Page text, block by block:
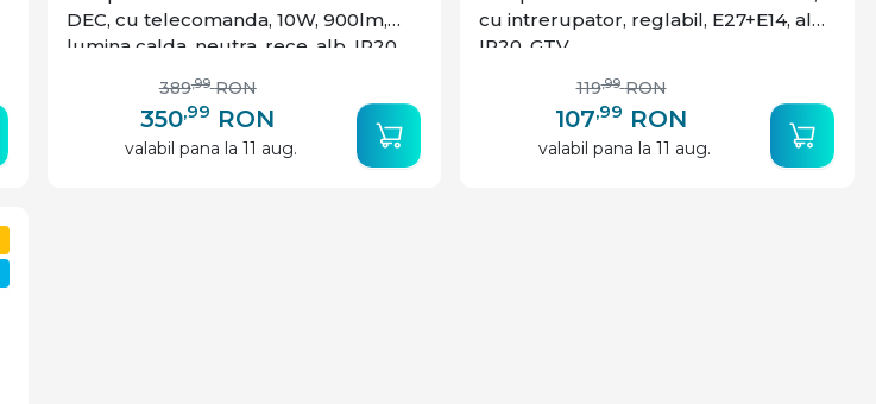
DEC, cu telecomanda, 10W, 900lm,
lumina calda, neutra, rece, alb, IP20,
350,99 RON
389,99 RON
valabil pana la 11 aug.
cu intrerupator, reglabil, E27+E14, alb,
IP20, GTV
107,99 RON
119,99 RON
valabil pana la 11 aug.